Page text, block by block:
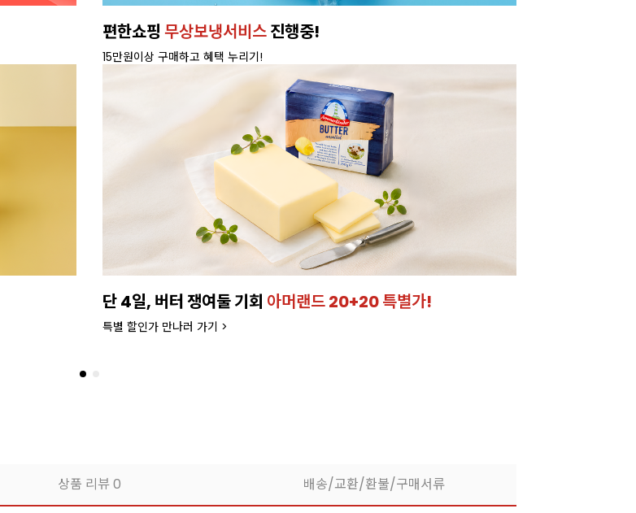
편한쇼핑 무상보냉서비스진행중!
15만원이상 구매하고 혜택 누리기!
단 4일, 버터 쟁여둘 기회 아머랜드 20+20 특별가!
특별 할인가 만나러 가기 >
상품 리뷰0 배송/교환/환불/구매서류